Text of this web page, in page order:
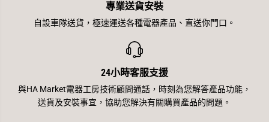
專業送貨安裝
自設車隊送貨，極速運送各種電器產品、直送你門口。
24小時客服支援
與HA Market電器工房技術顧問通話，時刻為您解答產品功能，
送貨及安裝事宜，協助您解決有關購買產品的問題。